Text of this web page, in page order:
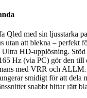
Qled med sin ljusstarka
utan att blekna – perfekt
Ultra HD-upplösning.
Hz (via PC) gör den till
med VRR och
smidigt för att dela
snabbt hittar rätt